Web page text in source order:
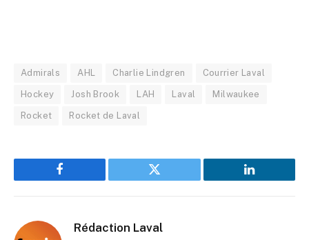
Admirals AHL Charlie Lindgren Courrier Laval
Hockey Josh Brook LAH Laval Milwaukee
Rocket Rocket de Laval
Facebook Twitter LinkedIn
Rédaction Laval